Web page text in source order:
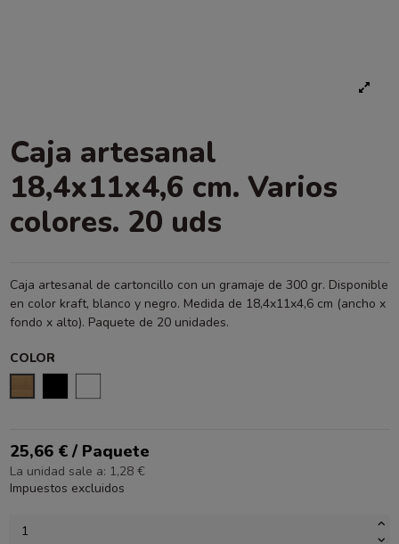
Caja artesanal
18,4x11x4,6 cm. Varios
colores. 20 uds
Caja artesanal de cartoncillo con un gramaje de 300 gr. Disponible
en color kraft, blanco y negro. Medida de 18,4x11x4,6 cm (ancho x
fondo x alto). Paquete de 20 unidades.
COLOR
25,66 € / Paquete
La unidad sale a: 1,28 €
Impuestos excluidos